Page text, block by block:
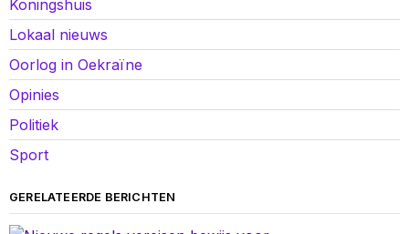
Koningshuis
Lokaal nieuws
Oorlog in Oekraïne
Opinies
Politiek
Sport
GERELATEERDE BERICHTEN